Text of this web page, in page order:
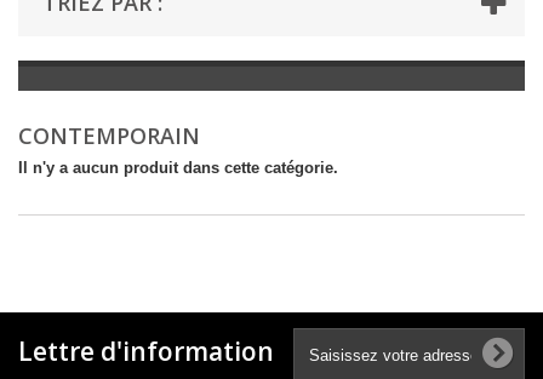
LIVRES ANCIENS AVANT 1900
CONTEMPORAIN
Il n'y a aucun produit dans cette catégorie.
Lettre d'information